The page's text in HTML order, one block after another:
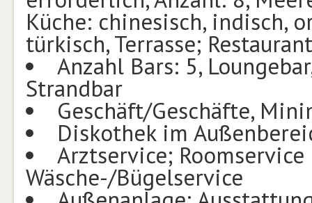
Küche: chinesisch, indisch,
türkisch, Terrasse;
Anzahl Bars: 5,
Strandbar
Geschäft/Geschäfte,
Diskothek im
Arztservice;
Wäsche-/Bügelservice